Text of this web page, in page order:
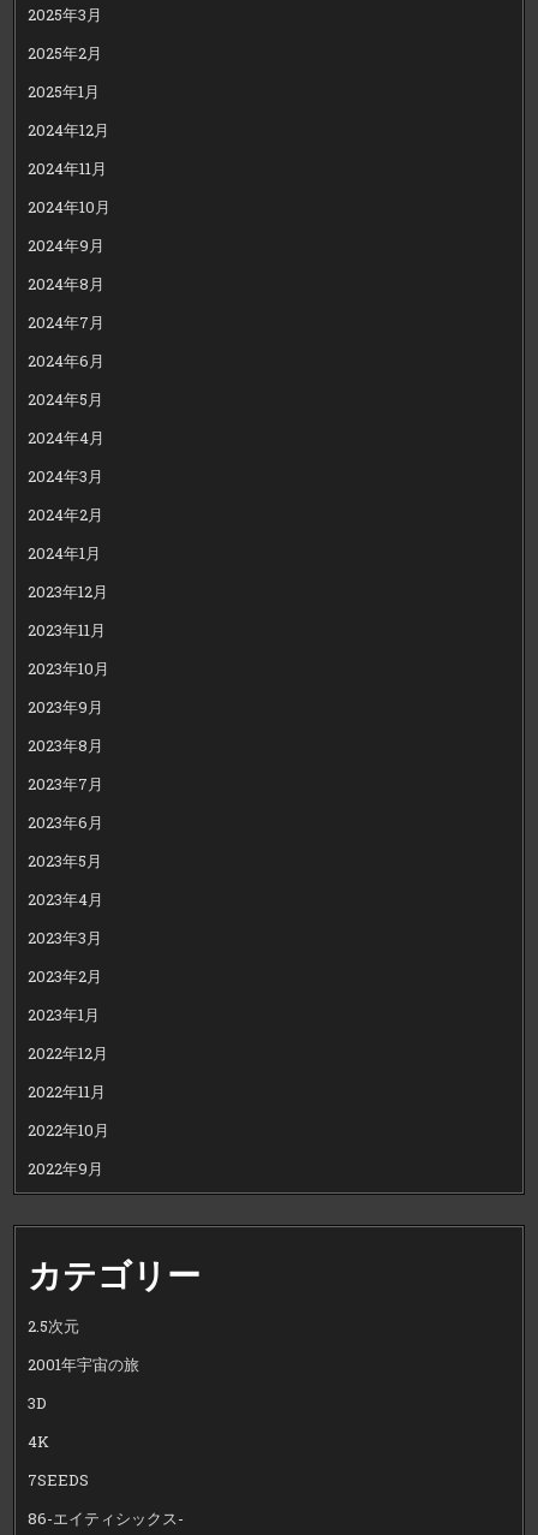
2025年3月
2025年2月
2025年1月
2024年12月
2024年11月
2024年10月
2024年9月
2024年8月
2024年7月
2024年6月
2024年5月
2024年4月
2024年3月
2024年2月
2024年1月
2023年12月
2023年11月
2023年10月
2023年9月
2023年8月
2023年7月
2023年6月
2023年5月
2023年4月
2023年3月
2023年2月
2023年1月
2022年12月
2022年11月
2022年10月
2022年9月
カテゴリー
2.5次元
2001年宇宙の旅
3D
4K
7SEEDS
86-エイティシックス-